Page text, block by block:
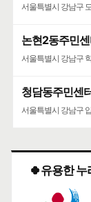
서울특별시 강남구
논현2동주민
서울특별시 강남구
청담동주민센
서울특별시 강남구
🍀유용한 누